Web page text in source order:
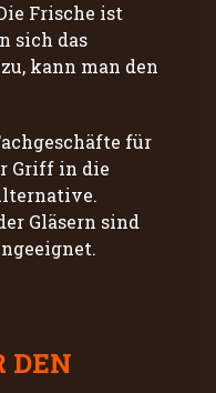
Frische ist
sich das
kann man den
für
Griff in die
Gläsern sind
DEN